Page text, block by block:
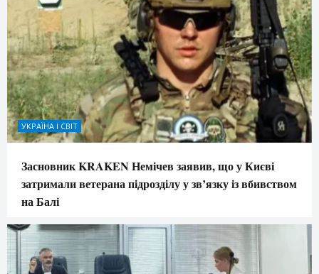
УКРАЇНА І СВІТ
Засновник KRAKEN Немічев заявив, що у Києві
затримали ветерана підрозділу у зв’язку із вбивством
на Балі